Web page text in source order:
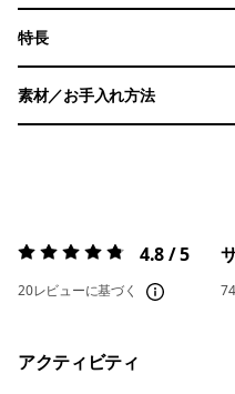
特長
素材／お手入れ方法
評価:4.8 / 5 4.8 / 5
20レビューに基づく
アクティビティ